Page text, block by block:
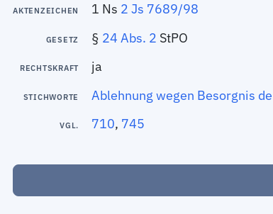
AKTENZEICHEN 1 Ns 2 Js 7689/98
GESETZ § 24 Abs. 2 StPO
RECHTSKRAFT ja
STICHWORTE Ablehnung wegen Besorgnis
VGL. 710, 745